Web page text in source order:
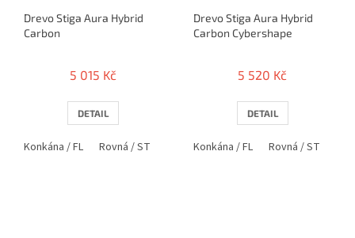
Drevo Stiga Aura Hybrid
Carbon
5 015 Kč
DETAIL
Konkána / FL Rovná / ST Penholder / PEN
Drevo Stiga Aura Hybrid
Carbon Cybershape
5 520 Kč
DETAIL
Konkána / FL Rovná / ST